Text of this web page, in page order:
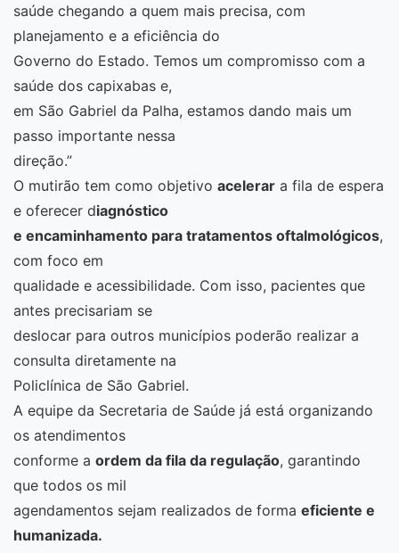
saúde chegando a quem mais precisa, com
planejamento e a eficiência do
Governo do Estado. Temos um compromisso com a
saúde dos capixabas e,
em São Gabriel da Palha, estamos dando mais um
passo importante nessa
direção.”
O mutirão tem como objetivo acelerar a fila de espera
e oferecer diagnóstico
e encaminhamento para tratamentos oftalmológicos,
com foco em
qualidade e acessibilidade. Com isso, pacientes que
antes precisariam se
deslocar para outros municípios poderão realizar a
consulta diretamente na
Policlínica de São Gabriel.
A equipe da Secretaria de Saúde já está organizando
os atendimentos
conforme a ordem da fila da regulação, garantindo
que todos os mil
agendamentos sejam realizados de forma eficiente e
humanizada.